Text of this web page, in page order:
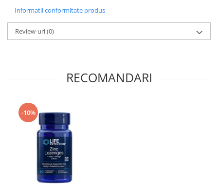
Informatii conformitate produs
Review-uri(0)
RECOMANDARI
-10%